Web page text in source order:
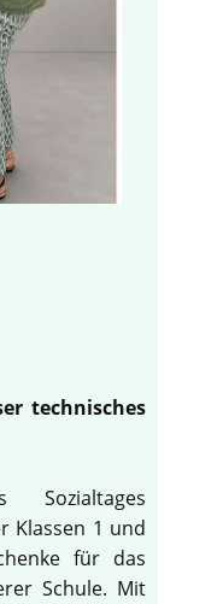
technisches
Sozialtages
Klassen 1 und
für das
Schule. Mit